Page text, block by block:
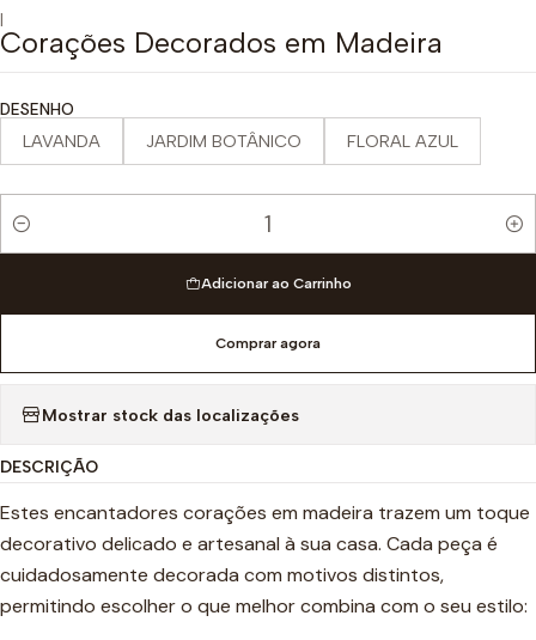
|
Corações Decorados em Madeira
DESENHO
LAVANDA JARDIM BOTÂNICO FLORAL AZUL
Quantidade
Adicionar ao Carrinho
Comprar agora
Mostrar stock das localizações
DESCRIÇÃO
Estes encantadores corações em madeira trazem um toque
decorativo delicado e artesanal à sua casa. Cada peça é
cuidadosamente decorada com motivos distintos,
permitindo escolher o que melhor combina com o seu estilo: